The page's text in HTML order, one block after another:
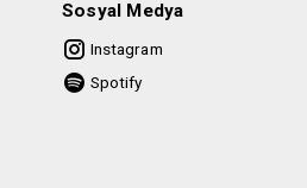
Sosyal Medya
Instagram
Spotify